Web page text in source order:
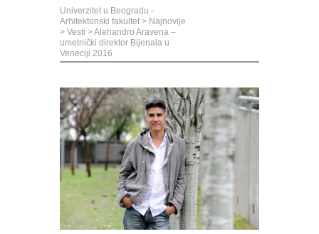
Univerzitet u Beogradu -
Arhitektonski fakultet > Najnovije
> Vesti >Alehandro Aravena –
umetnički direktor Bijenala u
Veneciji 2016